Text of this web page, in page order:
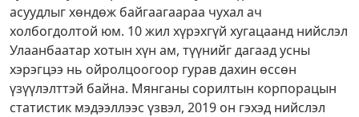
асуудлыг хөндөж байгаагаараа чухал ач
холбогдолтой юм. 10 жил хүрэхгүй хугацаанд нийслэл
Улаанбаатар хотын хүн ам, түүнийг дагаад усны
хэрэгцээ нь ойролцоогоор гурав дахин өссөн
үзүүлэлттэй байна. Мянганы сорилтын корпорацын
статистик мэдээллээс үзвэл, 2019 он гэхэд нийслэл